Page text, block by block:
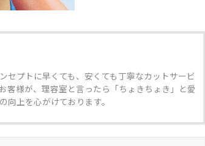
セプトに早くても、安くても丁寧なカットサービ
客様が、理容室と言ったら「ちょきちょき」と愛
向上を心がけております。